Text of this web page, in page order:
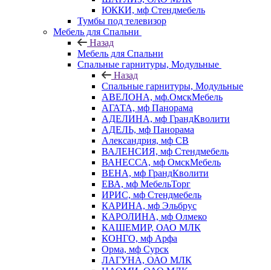
ЮККИ, мф Стендмебель
Тумбы под телевизор
Мебель для Спальни
Назад
Мебель для Спальни
Спальные гарнитуры, Модульные
Назад
Спальные гарнитуры, Модульные
АВЕЛОНА, мф.ОмскМебель
АГАТА, мф Панорама
АДЕЛИНА, мф ГрандКволити
АДЕЛЬ, мф Панорама
Александрия, мф СВ
ВАЛЕНСИЯ, мф Стендмебель
ВАНЕССА, мф ОмскМебель
ВЕНА, мф ГрандКволити
ЕВА, мф МебельТорг
ИРИС, мф Стендмебель
КАРИНА, мф Эльбрус
КАРОЛИНА, мф Олмеко
КАШЕМИР, ОАО МЛК
КОНГО, мф Арфа
Орма, мф Сурск
ЛАГУНА, ОАО МЛК